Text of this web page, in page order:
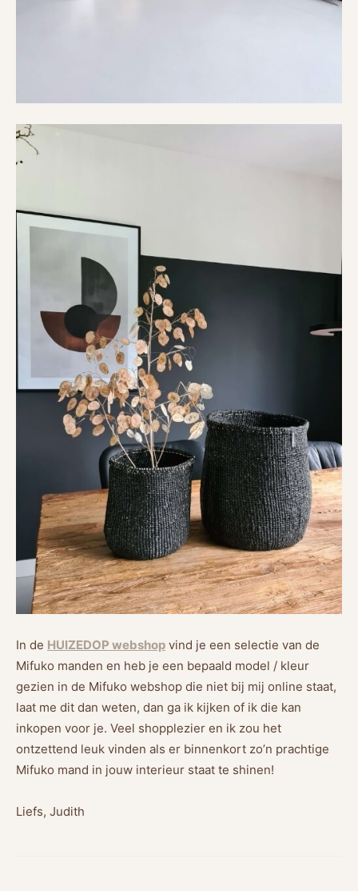
In de HUIZEDOP webshop vind je een selectie van de
Mifuko manden en heb je een bepaald model / kleur
gezien in de Mifuko webshop die niet bij mij online staat,
laat me dit dan weten, dan ga ik kijken of ik die kan
inkopen voor je. Veel shopplezier en ik zou het
ontzettend leuk vinden als er binnenkort zo’n prachtige
Mifuko mand in jouw interieur staat te shinen!
Liefs, Judith